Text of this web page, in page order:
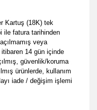
Kartuş (18K) tek
ile fatura tarihinden
veya
itibaren 14 gün içinde
güvenlik/koruma
ürünlerde, kullanım
iade / değişim işlemi